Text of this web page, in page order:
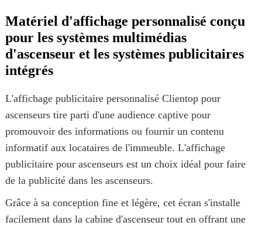
Matériel d'affichage personnalisé conçu
pour les systèmes multimédias
d'ascenseur et les systèmes publicitaires
intégrés
L'affichage publicitaire personnalisé Clientop pour
ascenseurs tire parti d'une audience captive pour
promouvoir des informations ou fournir un contenu
informatif aux locataires de l'immeuble. L'affichage
publicitaire pour ascenseurs est un choix idéal pour faire
de la publicité dans les ascenseurs.
Grâce à sa conception fine et légère, cet écran s'installe
facilement dans la cabine d'ascenseur tout en offrant une